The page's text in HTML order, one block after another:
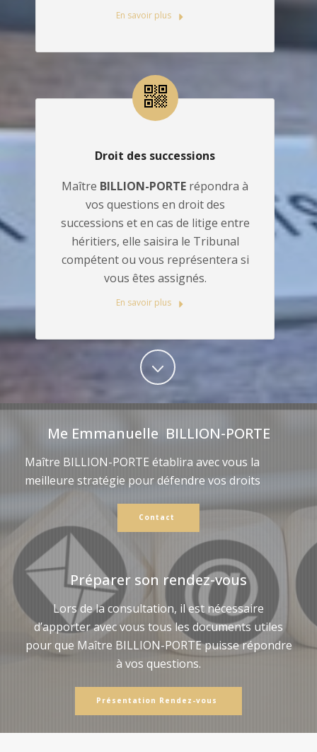
En savoir plus
Droit des successions
Maître BILLION-PORTE répondra à
vos questions en droit des
successions et en cas de litige entre
héritiers, elle saisira le Tribunal
compétent ou vous représentera si
vous êtes assignés.
En savoir plus
Me Emmanuelle BILLION-PORTE
Maître BILLION-PORTE établira avec vous la
meilleure stratégie pour défendre vos droits
Contact
Préparer son rendez-vous
Lors de la consultation, il est nécessaire
d’apporter avec vous tous les documents utiles
pour que Maître BILLION-PORTE puisse répondre
à vos questions.
Présentation Rendez-vous